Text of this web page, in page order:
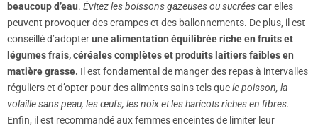
beaucoup d’eau. Évitez les boissons gazeuses ou sucréescar elles
peuvent provoquer des crampes et des ballonnements. De plus, il est
conseillé d’adopterune alimentation équilibrée riche en fruits et
légumes frais, céréales complètes et produits laitiers faibles en
matière grasse. Il est fondamental de manger des repas à intervalles
réguliers et d’opter pour des aliments sains tels quele poisson, la
volaille sans peau, les œufs, les noix et les haricots riches en fibres.
Enfin, il est recommandé aux femmes enceintes de limiter leur